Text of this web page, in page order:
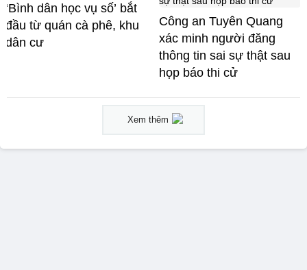
‘Bình dân học vụ số’ bắt
đầu từ quán cà phê, khu
dân cư
Công an Tuyên Quang
xác minh người đăng
thông tin sai sự thật sau
họp báo thi cử
Xem thêm